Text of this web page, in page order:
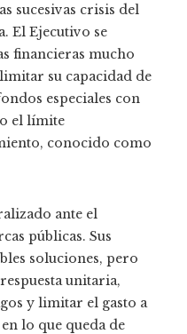
sucesivas crisis del
El Ejecutivo se
financieras mucho
su capacidad de
especiales con
el límite
conocido como
ante el
públicas. Sus
soluciones, pero
unitaria,
y limitar el gasto a
lo que queda de